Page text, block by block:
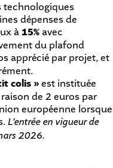
technologiques
dépenses de
à 15% avec
du plafond
apprécié par projet, et
colis »est instituée
de 2 euros par
européenne lorsque
L’entrée en vigueur de
2026.